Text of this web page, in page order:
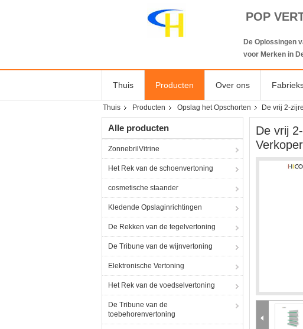
POP
De Oplossingen
voor Merken in
Thuis Producten Over ons
Thuis Producten Opslag het Opschorten De vrij 2-
Alle producten
ZonnebrilVitrine
Het Rek van de schoenvertoning
cosmetische staander
Kledende Opslaginrichtingen
De Rekken van de tegelvertoning
De Tribune van de wijnvertoning
Elektronische Vertoning
Het Rek van de voedselvertoning
De Tribune van de
toebehorenvertoning
De vrij